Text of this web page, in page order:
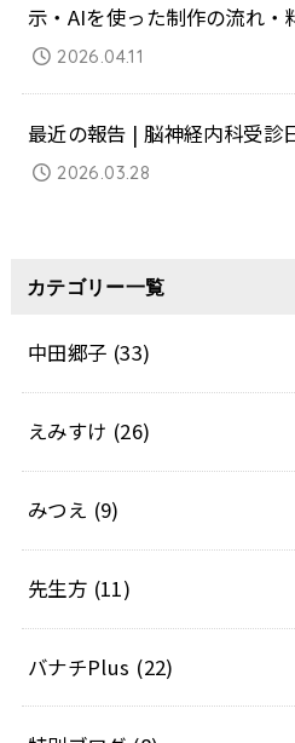
示・AIを使った制作の流れ・
2026.04.11
最近の報告 | 脳神経内科受診
2026.03.28
カテゴリー一覧
中田郷子 (33)
えみすけ (26)
みつえ (9)
先生方 (11)
バナチPlus (22)